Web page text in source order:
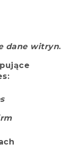
dane witryn.